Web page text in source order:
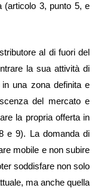
(articolo 3, punto 5, e
al di fuori del
la sua attività di
una zona definita e
del mercato e
la propria offerta in
e 9). La domanda di
mobile e non subire
soddisfare non solo
ma anche quella